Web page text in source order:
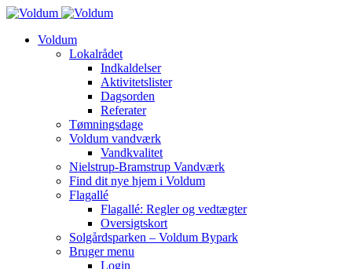
Voldum
Lokalrådet
Indkaldelser
Aktivitetslister
Dagsorden
Referater
Tømningsdage
Voldum vandværk
Vandkvalitet
Nielstrup-Bramstrup Vandværk
Find dit nye hjem i Voldum
Flagallé
Flagallé: Regler og vedtægter
Oversigtskort
Solgårdsparken – Voldum Bypark
Bruger menu
Login